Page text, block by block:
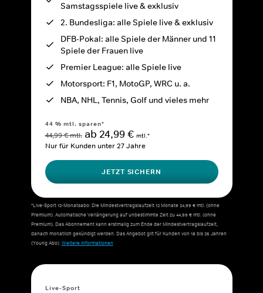
Samstagsspiele live & exklusiv
2. Bundesliga: alle Spiele live & exklusiv
DFB-Pokal: alle Spiele der Männer und 11
Spiele der Frauen live
Premier League: alle Spiele live
Motorsport: F1, MotoGP, WRC u. a.
NBA, NHL, Tennis, Golf und vieles mehr
44 % mtl. sparen*
44,99 € mtl. ab 24,99 € mtl.*
Nur für Kunden unter 27 Jahre
JETZT SICHERN
*Live-Sport 12-Monatsabo: Die Mindestvertragslaufzeit 12 Monate 24,99 € mtl. (ohne
Premium). Automatische Verlängerung auf unbestimmte Zeit zu 44,99 € mtl. (ohne
Premium). Das Abonnement kann erstmalig zum Ende der Mindestvertragslaufzeit,
danach monatlich gekündigt werden. Das Angebot gilt für Kunden von 18 bis 26 Jahren
(Young Abo).Weitere Informationen
Live-Sport